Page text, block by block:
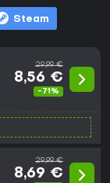
Steam
29,99 €
8,56 €
-71%
29,99 €
8,69 €